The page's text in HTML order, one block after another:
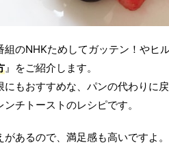
組のNHKためしてガッテン！やヒ
』をご紹介します。
にもおすすめな、パンの代わりに
ンチトーストのレシピです。
があるので、満足感も高いですよ。